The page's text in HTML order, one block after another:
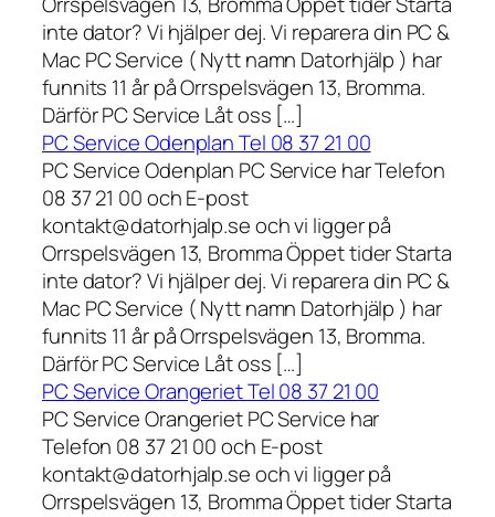
inte dator? Vi hjälper dej. Vi reparera din PC &
Mac PC Service ( Nytt namn Datorhjälp ) har
funnits 11 år på Orrspelsvägen 13, Bromma.
Därför PC Service Låt oss […]
PC Service Odenplan Tel 08 37 21 00
PC Service Odenplan PC Service har Telefon
08 37 21 00 och E-post
kontakt@datorhjalp.se och vi ligger på
Orrspelsvägen 13, Bromma Öppet tider Starta
inte dator? Vi hjälper dej. Vi reparera din PC &
Mac PC Service ( Nytt namn Datorhjälp ) har
funnits 11 år på Orrspelsvägen 13, Bromma.
Därför PC Service Låt oss […]
PC Service Orangeriet Tel 08 37 21 00
PC Service Orangeriet PC Service har
Telefon 08 37 21 00 och E-post
kontakt@datorhjalp.se och vi ligger på
Orrspelsvägen 13, Bromma Öppet tider Starta